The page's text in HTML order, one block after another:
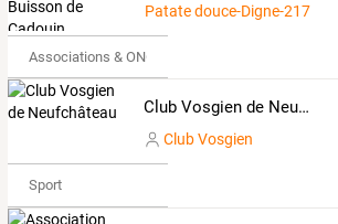
Patate douce-Digne-2171953
Associations & ONG
Club Vosgien de Neufchâteau
Club Vosgien
Sport